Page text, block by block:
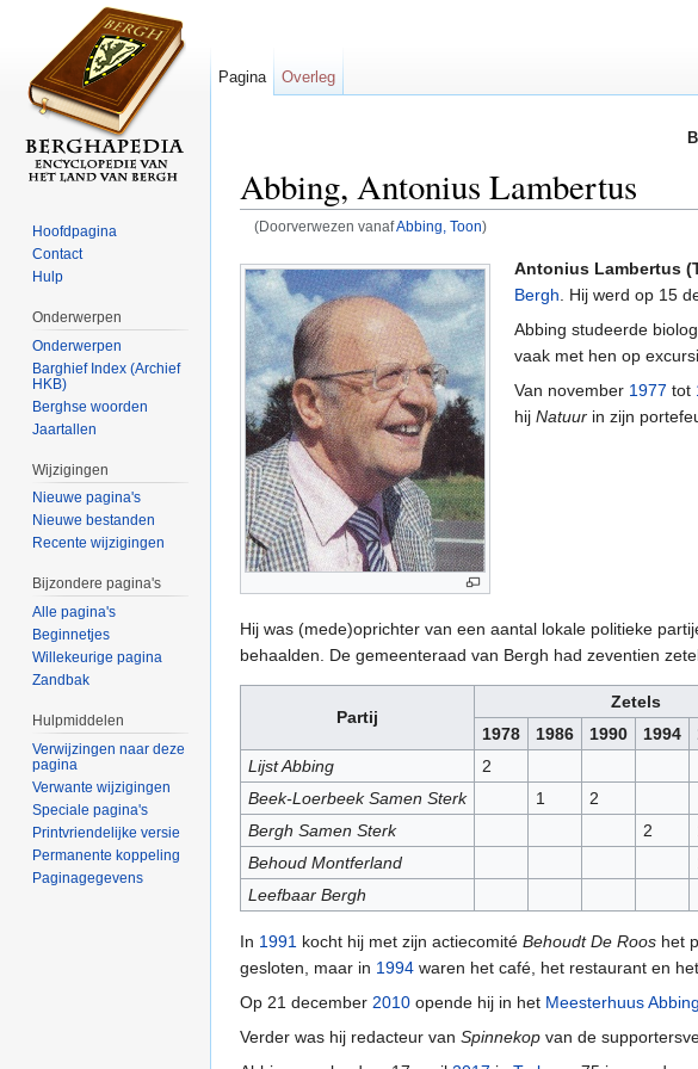
Abbing, Antonius Lambertus
(Doorverwezen vanafAbbing, Toon)
Antonius Lambertus
Bergh . Hij werd op 15
Abbing studeerde
vaak met hen op
Van november 1977 tot
hij Natuurin zijn
Hij was (mede)oprichter van een aantal lokale politieke
behaalden. De gemeenteraad van Bergh had zeventien
Partij
Zetels
1978
1986 1990 1994
Lijst Abbing
2
Beek-Loerbeek Samen Sterk
1
2
Bergh Samen Sterk
2
Behoud Montferland
Leefbaar Bergh
In 1991 kocht hij met zijn actiecomité Behoudt De Roos het
gesloten, maar in 1994 waren het café, het restaurant en
Op 21 december 2010 opende hij in het Meesterhuus Abbing
Verder was hij redacteur van Spinnekop van de
Pagina Overleg
Hoofdpagina
Contact
Hulp
Onderwerpen
Onderwerpen
Barghief Index (Archief
HKB)
Berghse woorden
Jaartallen
Wijzigingen
Nieuwe pagina's
Nieuwe bestanden
Recente wijzigingen
Bijzondere pagina's
Alle pagina's
Beginnetjes
Willekeurige pagina
Zandbak
Hulpmiddelen
Verwijzingen naar deze
pagina
Verwante wijzigingen
Speciale pagina's
Printvriendelijke versie
Permanente koppeling
Paginagegevens